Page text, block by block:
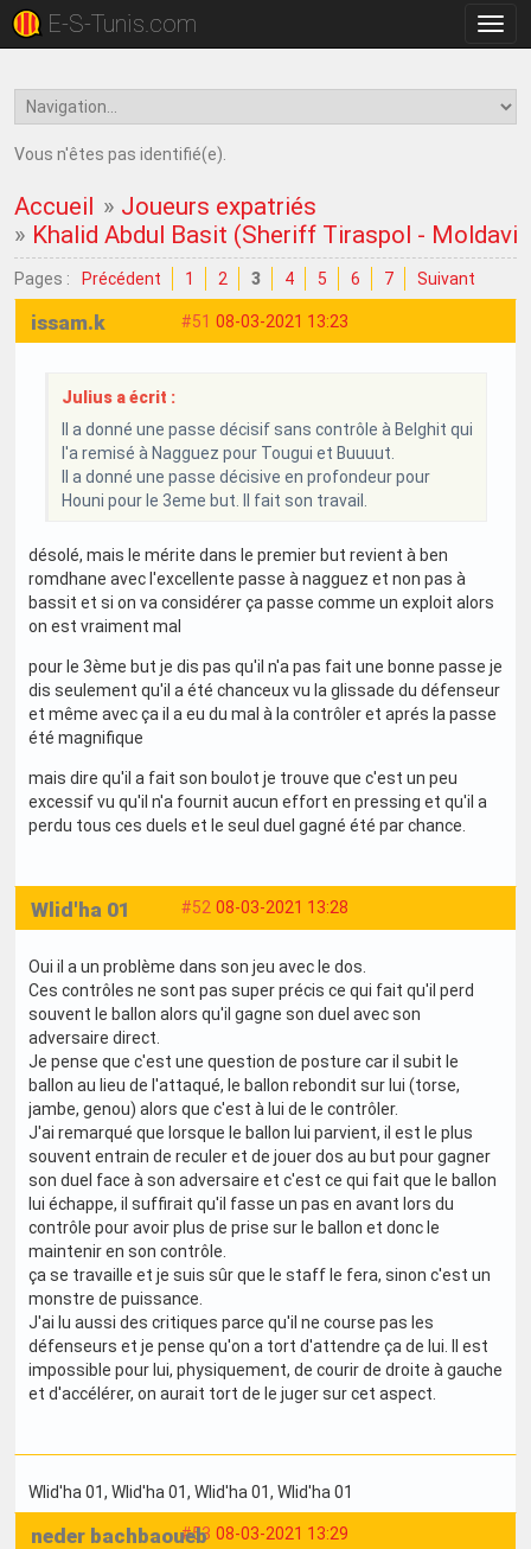
la
E-S-Tunis.com
Vous n'êtes pas identifié(e).
Accueil » Joueurs expatriés
» Khalid Abdul Basit (Sheriff Tiraspol -
Pages : Précédent 1 2 3 4 5 6 7 Suivant
#51 08-03-2021 13:23
issam.k
Julius a écrit :
Il a donné une passe décisif sans contrôle à Belghit qui
l'a remisé à Nagguez pour Tougui et Buuuut.
Il a donné une passe décisive en profondeur pour
Houni pour le 3eme but. Il fait son travail.
désolé, mais le mérite dans le premier but revient à ben
romdhane avec l'excellente passe à nagguez et non pas à
bassit et si on va considérer ça passe comme un exploit alors
on est vraiment mal
pour le 3ème but je dis pas qu'il n'a pas fait une bonne passe je
dis seulement qu'il a été chanceux vu la glissade du défenseur
et même avec ça il a eu du mal à la contrôler et aprés la passe
été magnifique
mais dire qu'il a fait son boulot je trouve que c'est un peu
excessif vu qu'il n'a fournit aucun effort en pressing et qu'il a
perdu tous ces duels et le seul duel gagné été par chance.
#52 08-03-2021 13:28
Wlid'ha 01
Oui il a un problème dans son jeu avec le dos.
Ces contrôles ne sont pas super précis ce qui fait qu'il perd
souvent le ballon alors qu'il gagne son duel avec son
adversaire direct.
Je pense que c'est une question de posture car il subit le
ballon au lieu de l'attaqué, le ballon rebondit sur lui (torse,
jambe, genou) alors que c'est à lui de le contrôler.
J'ai remarqué que lorsque le ballon lui parvient, il est le plus
souvent entrain de reculer et de jouer dos au but pour gagner
son duel face à son adversaire et c'est ce qui fait que le ballon
lui échappe, il suffirait qu'il fasse un pas en avant lors du
contrôle pour avoir plus de prise sur le ballon et donc le
maintenir en son contrôle.
ça se travaille et je suis sûr que le staff le fera, sinon c'est un
monstre de puissance.
J'ai lu aussi des critiques parce qu'il ne course pas les
défenseurs et je pense qu'on a tort d'attendre ça de lui. Il est
impossible pour lui, physiquement, de courir de droite à gauche
et d'accélérer, on aurait tort de le juger sur cet aspect.
Wlid'ha 01, Wlid'ha 01, Wlid'ha 01, Wlid'ha 01
#53 08-03-2021 13:29
neder bachbaoueb